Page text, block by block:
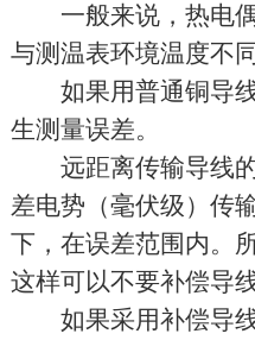
一般来说，热电偶
与测温表环境温度不
如果用普通铜导线
生测量误差。
远距离传输导线的
差电势（毫伏级）传
下，在误差范围内。
这样可以不要补偿导
如果采用补偿导线